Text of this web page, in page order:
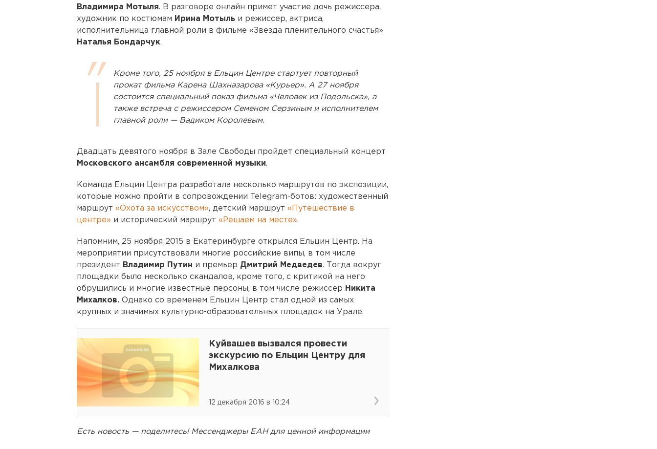
Владимира Мотыля. В разговоре онлайн примет участие дочь режиссера,
художник по костюмам Ирина Мотыль и режиссер, актриса,
исполнительница главной роли в фильме «Звезда пленительного счастья»
Наталья Бондарчук.
Кроме того, 25 ноября в Ельцин Центре стартует повторный
прокат фильма Карена Шахназарова «Курьер». А 27 ноября
состоится специальный показ фильма «Человек из Подольска», а
также встреча с режиссером Семеном Серзиным и исполнителем
главной роли — Вадиком Королевым.
Двадцать девятого ноября в Зале Свободы пройдет специальный концерт
Московского ансамбля современной музыки.
Команда Ельцин Центра разработала несколько маршрутов по экспозиции,
которые можно пройти в сопровождении Telegram-ботов: художественный
маршрут «Охота за искусством», детский маршрут «Путешествие в
центре» и исторический маршрут «Решаем на месте».
Напомним, 25 ноября 2015 в Екатеринбурге открылся Ельцин Центр. На
мероприятии присутствовали многие российские випы, в том числе
президент Владимир Путин и премьер Дмитрий Медведев. Тогда вокруг
площадки было несколько скандалов, кроме того, с критикой на него
обрушились и многие известные персоны, в том числе режиссер Никита
Михалков. Однако со временем Ельцин Центр стал одной из самых
крупных и значимых культурно-образовательных площадок на Урале.
Куйвашев вызвался провести
экскурсию по Ельцин Центру для
Михалкова
12 декабря 2016 в 10:24
Есть новость — поделитесь! Мессенджеры ЕАН для ценной информации